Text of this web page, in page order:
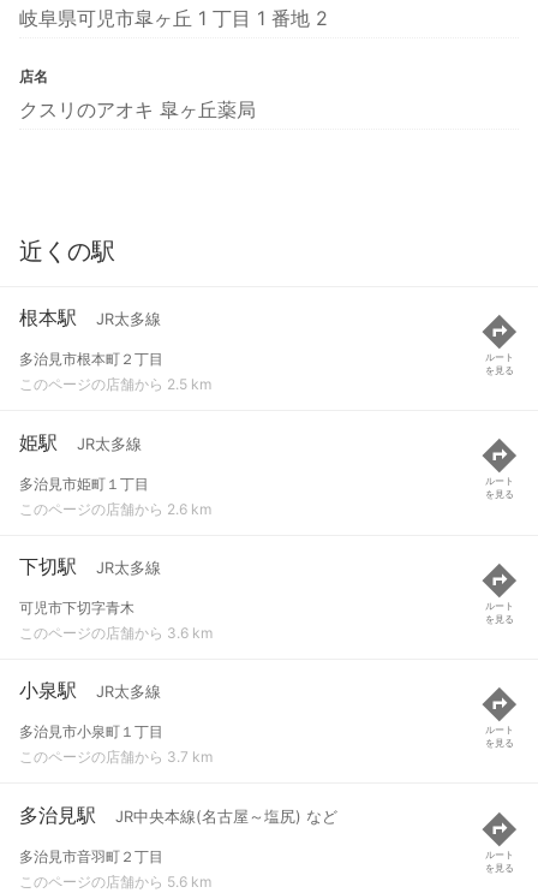
岐阜県可児市皐ヶ丘 1 丁目 1 番地 2
店名
クスリのアオキ 皐ヶ丘薬局
近くの駅
根本駅 JR太多線
多治見市根本町２丁目
このページの店舗から 2.5 km
ルート
を見る
姫駅 JR太多線
多治見市姫町１丁目
このページの店舗から 2.6 km
ルート
を見る
下切駅 JR太多線
可児市下切字青木
このページの店舗から 3.6 km
ルート
を見る
小泉駅 JR太多線
多治見市小泉町１丁目
このページの店舗から 3.7 km
ルート
を見る
多治見駅 JR中央本線(名古屋～塩尻) など
多治見市音羽町２丁目
このページの店舗から 5.6 km
ルート
を見る